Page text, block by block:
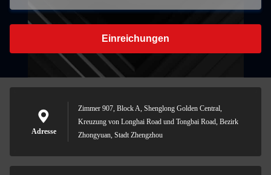
Einreichungen
Adresse
Zimmer 907, Block A, Shenglong Golden Central,
Kreuzung von Longhai Road und Tongbai Road, Bezirk
Zhongyuan, Stadt Zhengzhou